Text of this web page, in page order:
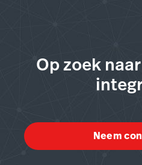
Op zoek
Neem